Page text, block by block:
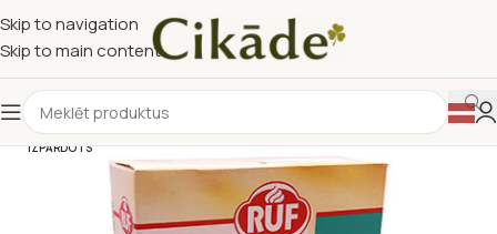
Skip to navigation
Skip to main content
IZPĀRDOTS